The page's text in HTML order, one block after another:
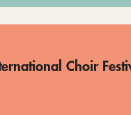
Choir